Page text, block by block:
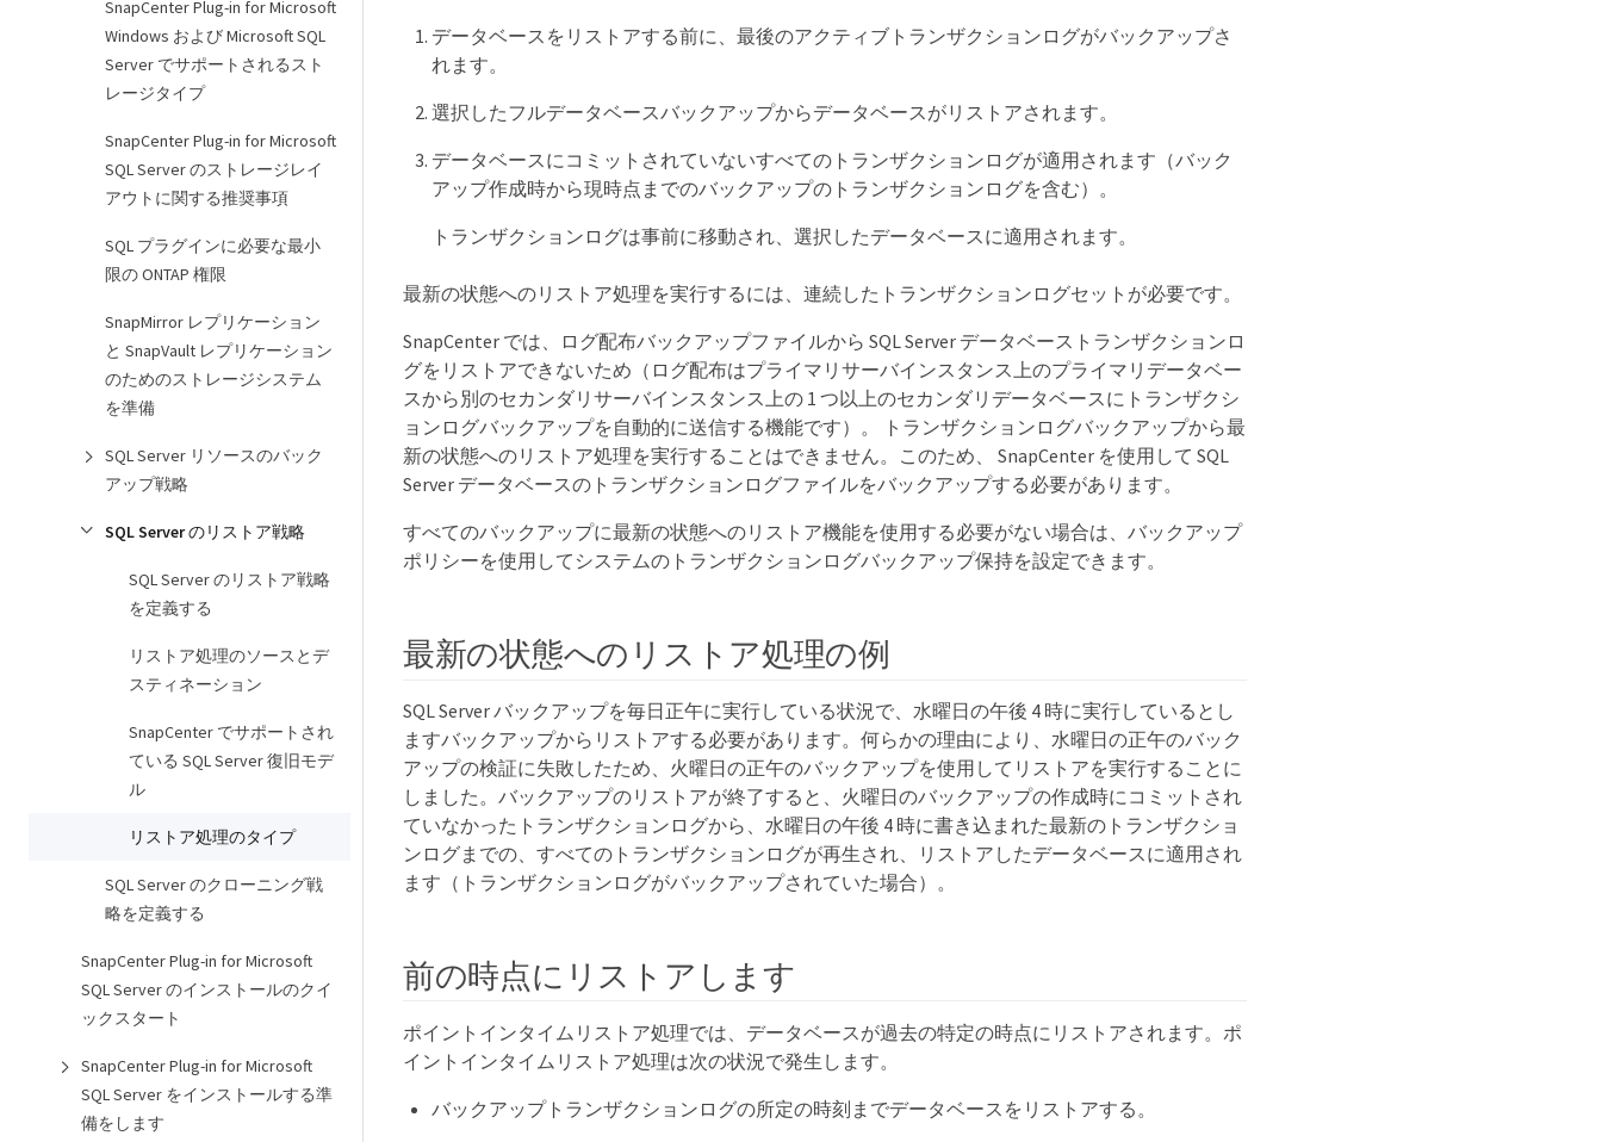
SnapCenter Plug-in for Microsoft
Windows および Microsoft SQL
Server でサポートされるスト
レージタイプ
SnapCenter Plug-in for Microsoft
SQL Server のストレージレイ
アウトに関する推奨事項
SQL プラグインに必要な最小
限の ONTAP 権限
SnapMirror レプリケーション
と SnapVault レプリケーション
のためのストレージシステム
を準備
SQL Server リソースのバック
アップ戦略
SQL Server のリストア戦略
SQL Server のリストア戦略
を定義する
リストア処理のソースとデ
スティネーション
SnapCenter でサポートされ
ている SQL Server 復旧モデ
ル
リストア処理のタイプ
SQL Server のクローニング戦
略を定義する
SnapCenter Plug-in for Microsoft
SQL Server のインストールのクイ
ックスタート
SnapCenter Plug-in for Microsoft
SQL Server をインストールする準
備をします
データベースをリストアする前に、最後のアクティブトランザクションログがバックアップさ
れます。
選択したフルデータベースバックアップからデータベースがリストアされます。
データベースにコミットされていないすべてのトランザクションログが適用されます（バック
アップ作成時から現時点までのバックアップのトランザクションログを含む）。
トランザクションログは事前に移動され、選択したデータベースに適用されます。
最新の状態へのリストア処理を実行するには、連続したトランザクションログセットが必要です。
SnapCenter では、ログ配布バックアップファイルから SQL Server データベーストランザクションロ
グをリストアできないため（ログ配布はプライマリサーバインスタンス上のプライマリデータベー
スから別のセカンダリサーバインスタンス上の 1 つ以上のセカンダリデータベースにトランザクシ
ョンログバックアップを自動的に送信する機能です）。 トランザクションログバックアップから最
新の状態へのリストア処理を実行することはできません。このため、 SnapCenter を使用して SQL
Server データベースのトランザクションログファイルをバックアップする必要があります。
すべてのバックアップに最新の状態へのリストア機能を使用する必要がない場合は、バックアップ
ポリシーを使用してシステムのトランザクションログバックアップ保持を設定できます。
最新の状態へのリストア処理の例
SQL Server バックアップを毎日正午に実行している状況で、水曜日の午後 4 時に実行しているとし
ますバックアップからリストアする必要があります。何らかの理由により、水曜日の正午のバック
アップの検証に失敗したため、火曜日の正午のバックアップを使用してリストアを実行することに
しました。バックアップのリストアが終了すると、火曜日のバックアップの作成時にコミットされ
ていなかったトランザクションログから、水曜日の午後 4 時に書き込まれた最新のトランザクショ
ンログまでの、すべてのトランザクションログが再生され、リストアしたデータベースに適用され
ます（トランザクションログがバックアップされていた場合）。
前の時点にリストアします
ポイントインタイムリストア処理では、データベースが過去の特定の時点にリストアされます。ポ
イントインタイムリストア処理は次の状況で発生します。
バックアップトランザクションログの所定の時刻までデータベースをリストアする。